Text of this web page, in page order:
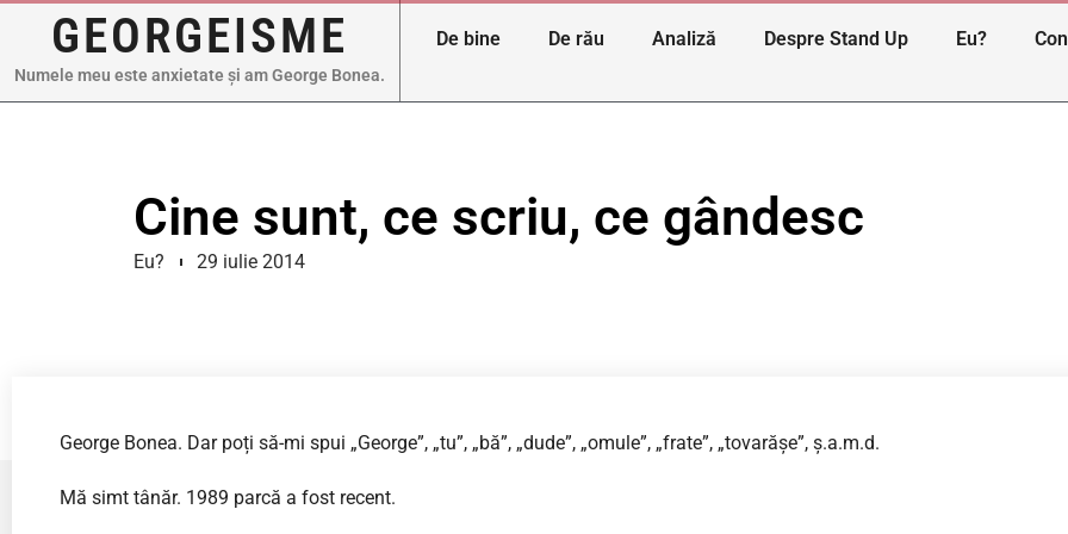
GEORGEISME
Numele meu este anxietate și am George Bonea.
De bine De rău Analiză Despre Stand Up Eu?
Cine sunt, ce scriu, ce gândesc
Eu? 29 iulie 2014
George Bonea. Dar poți să-mi spui „George”, „tu”, „bă”, „dude”, „omule”, „frate”, „tovarășe”, ș.a.m.d.
Mă simt tânăr. 1989 parcă a fost recent.